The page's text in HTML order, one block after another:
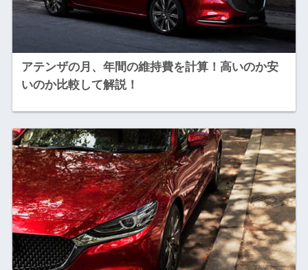
アテンザの月、年間の維持費を計算！高いのか安
いのか比較して解説！